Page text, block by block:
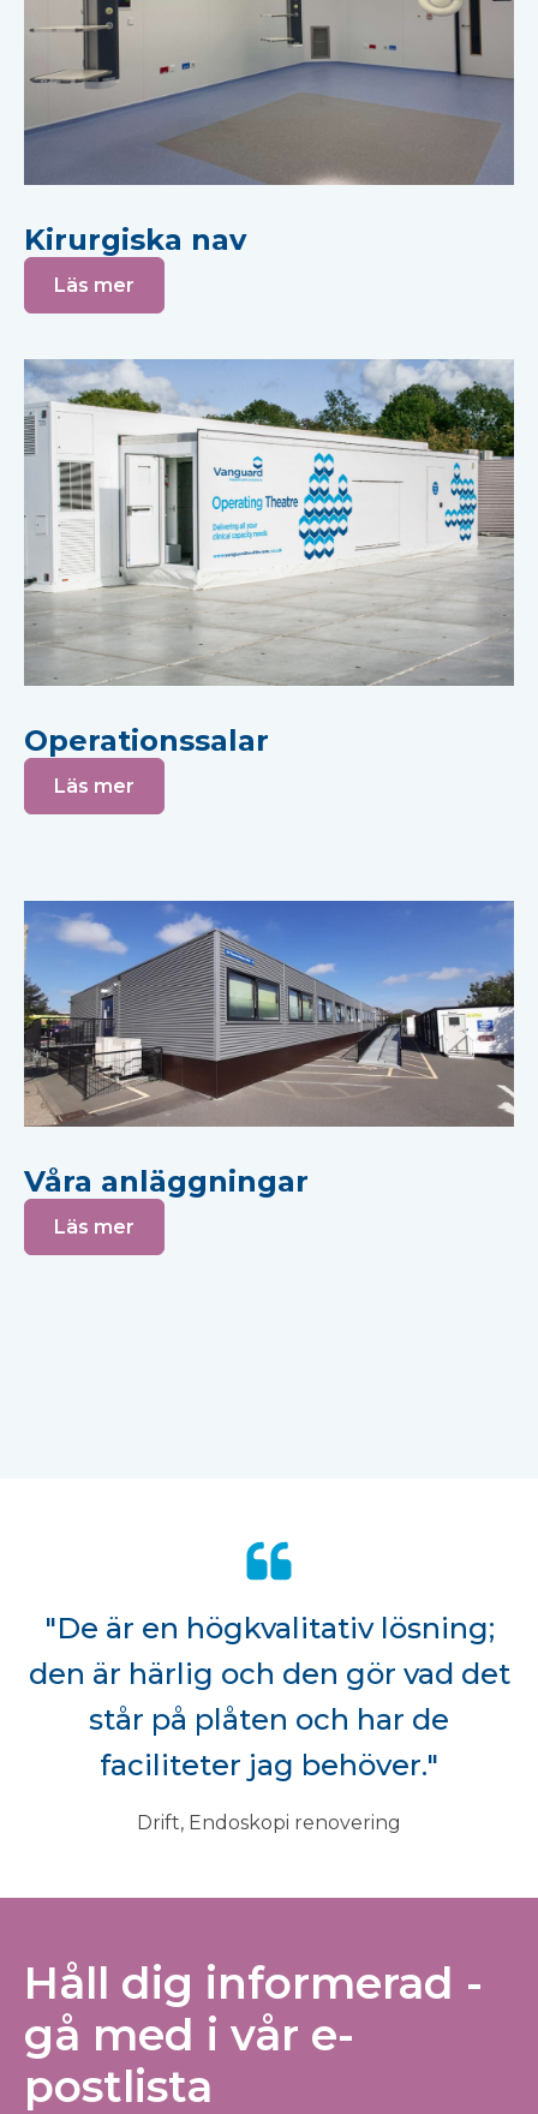
Kirurgiska nav
Läs mer
Operationssalar
Läs mer
Våra anläggningar
Läs mer
"De är en högkvalitativ lösning;
den är härlig och den gör vad det
står på plåten och har de
faciliteter jag behöver."
Drift, Endoskopi renovering
Håll dig informerad -
gå med i vår e-
postlista